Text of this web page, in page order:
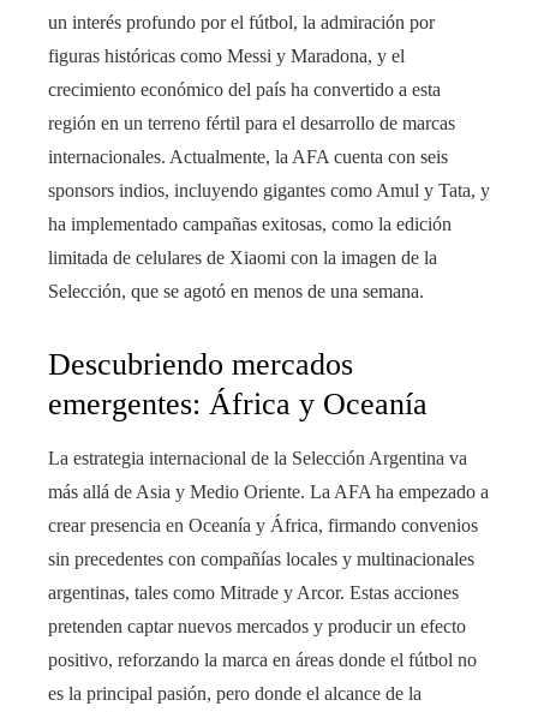
un interés profundo por el fútbol, la admiración por
figuras históricas como Messi y Maradona, y el
crecimiento económico del país ha convertido a esta
región en un terreno fértil para el desarrollo de marcas
internacionales. Actualmente, la AFA cuenta con seis
sponsors indios, incluyendo gigantes como Amul y Tata, y
ha implementado campañas exitosas, como la edición
limitada de celulares de Xiaomi con la imagen de la
Selección, que se agotó en menos de una semana.
Descubriendo mercados
emergentes: África y Oceanía
La estrategia internacional de la Selección Argentina va
más allá de Asia y Medio Oriente. La AFA ha empezado a
crear presencia en Oceanía y África, firmando convenios
sin precedentes con compañías locales y multinacionales
argentinas, tales como Mitrade y Arcor. Estas acciones
pretenden captar nuevos mercados y producir un efecto
positivo, reforzando la marca en áreas donde el fútbol no
es la principal pasión, pero donde el alcance de la